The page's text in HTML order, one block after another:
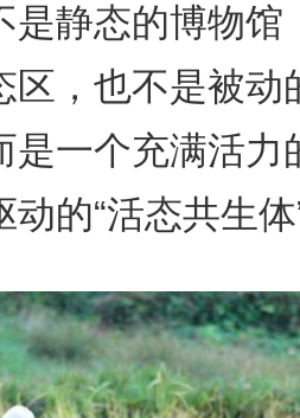
静态的博物馆
区，也不是被动
是一个充满活力
的“活态共生体